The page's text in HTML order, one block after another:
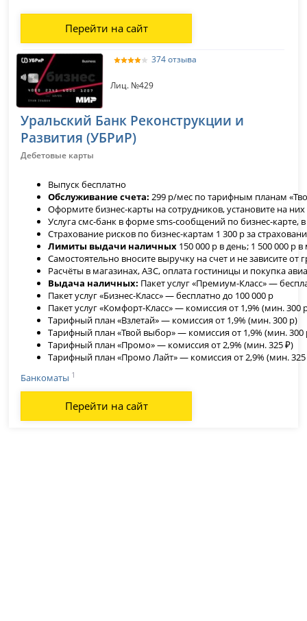
Перейти на сайт
374 отзыва
Лиц. №429
Уральский Банк Реконструкции и
Развития (УБРиР)
Дебетовые карты
Выпуск бесплатно
Обслуживание счета: 299 р/мес по тарифным планам
Оформите бизнес-карты на сотрудников, установите на
Услуга смс-банк в форме sms-сообщений по бизнес-карте,
Страхование рисков по бизнес-картам 1 300 р за
Лимиты выдачи наличных 150 000 р в день; 1 500 000 р
Cамостоятельно вносите выручку на счет и не зависите от
Расчёты в магазинах, АЗС, оплата гостиницы и покупка
Выдача наличных: Пакет услуг «Премиум-Класс» —
Пакет услуг «Бизнес-Класс» — бесплатно до 100 000 р
Пакет услуг «Комфорт-Класс» — комиссия от 1,9% (мин. 300
Тарифный план «Взлетай» — комиссия от 1,9% (мин. 300 р)
Тарифный план «Твой выбор» — комиссия от 1,9% (мин. 300
Тарифный план «Промо» — комиссия от 2,9% (мин. 325 ₽)
Тарифный план «Промо Лайт» — комиссия от 2,9% (мин.
Банкоматы 1
Перейти на сайт